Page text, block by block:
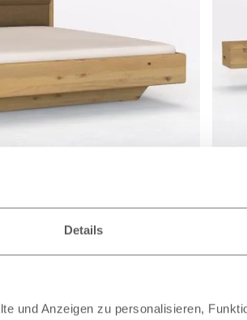
Details
und Anzeigen zu personalisieren,